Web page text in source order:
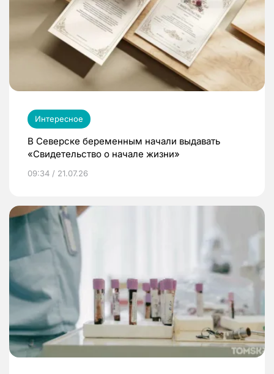
Интересное
В Северске беременным начали выдавать
«Свидетельство о начале жизни»
09:34 / 21.07.26